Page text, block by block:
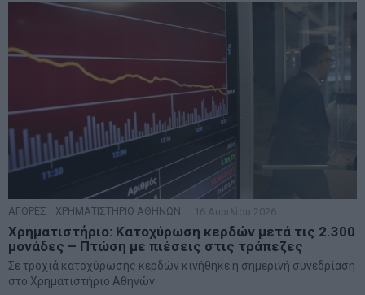
ΑΓΟΡΕΣ ΧΡΗΜΑΤΙΣΤΗΡΙΟ ΑΘΗΝΩΝ 16 Απριλίου 2026
Χρηματιστήριο: Κατοχύρωση κερδών μετά τις 2.300
μονάδες – Πτώση με πιέσεις στις τράπεζες
Σε τροχιά κατοχύρωσης κερδών κινήθηκε η σημερινή συνεδρίαση
στο Χρηματιστήριο Αθηνών.